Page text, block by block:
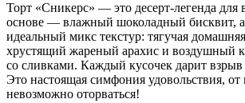
Торт «Сникерс» — это десерт-легенда для
основе — влажный шоколадный бисквит,
идеальный микс текстур: тягучая
хрустящий жареный арахис и воздушный
со сливками. Каждый кусочек дарит
Это настоящая симфония удовольствия, от
невозможно оторваться!